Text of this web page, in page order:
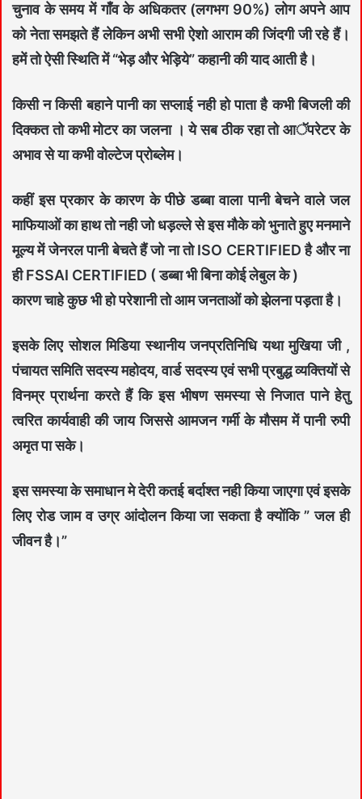
चुनाव के समय में गाँव के अधिकतर (लगभग 90%) लोग अपने आप
को नेता समझते हैं लेकिन अभी सभी ऐशो आराम की जिंदगी जी रहे हैं।
हमें तो ऐसी स्थिति में “भेड़ और भेड़िये” कहानी की याद आती है।
किसी न किसी बहाने पानी का सप्लाई नही हो पाता है कभी बिजली की
दिक्कत तो कभी मोटर का जलना । ये सब ठीक रहा तो आॅपरेटर के
अभाव से या कभी वोल्टेज प्रोब्लेम।
कहीं इस प्रकार के कारण के पीछे डब्बा वाला पानी बेचने वाले जल
माफियाओं का हाथ तो नही जो धड़ल्ले से इस मौके को भुनाते हुए मनमाने
मूल्य में जेनरल पानी बेचते हैं जो ना तो ISO CERTIFIED है और ना
ही FSSAI CERTIFIED ( डब्बा भी बिना कोई लेबुल के )
कारण चाहे कुछ भी हो परेशानी तो आम जनताओं को झेलना पड़ता है।
इसके लिए सोशल मिडिया स्थानीय जनप्रतिनिधि यथा मुखिया जी ,
पंचायत समिति सदस्य महोदय, वार्ड सदस्य एवं सभी प्रबुद्ध व्यक्तियों से
विनम्र प्रार्थना करते हैं कि इस भीषण समस्या से निजात पाने हेतु
त्वरित कार्यवाही की जाय जिससे आमजन गर्मी के मौसम में पानी रुपी
अमृत पा सके।
इस समस्या के समाधान मे देरी कतई बर्दाश्त नही किया जाएगा एवं इसके
लिए रोड जाम व उग्र आंदोलन किया जा सकता है क्योंकि ” जल ही
जीवन है।”